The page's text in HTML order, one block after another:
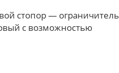
стопор — ограничитель
с возможностью